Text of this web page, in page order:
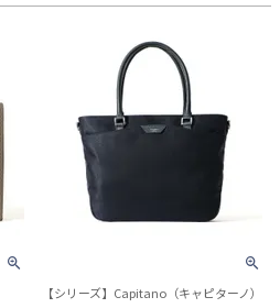
【シリーズ】Capitano（キャピターノ）